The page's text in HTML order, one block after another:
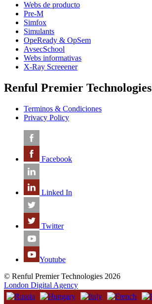
Webs de producto
Pre-M
Simfox
Simulants
OpeReady & OpSem
AvsecSchool
Webs informativas
X-Ray Screeener
Renful Premier Technologies
Terminos & Condiciones
Privacy Policy
Facebook
Linked In
Twitter
Youtube
© Renful Premier Technologies 2026
London Digital Agency